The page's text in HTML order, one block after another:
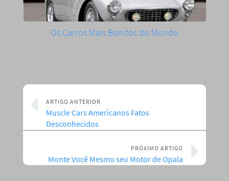
Os Carros Mais Bonitos do Mundo
ARTIGO ANTERIOR
Muscle Cars Americanos Fatos
Desconhecidos
PRÓXIMO ARTIGO
Monte Você Mesmo seu Motor de Opala